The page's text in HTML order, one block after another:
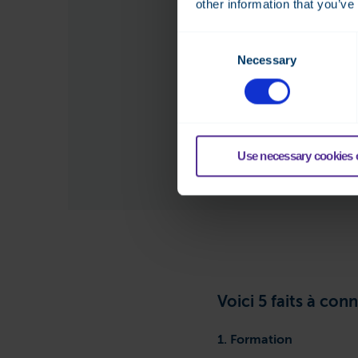
other information that
Necessary
Use necessary cookies
Avec notre
interne, vous
les normes
Voici 5 faits à
1. Formation